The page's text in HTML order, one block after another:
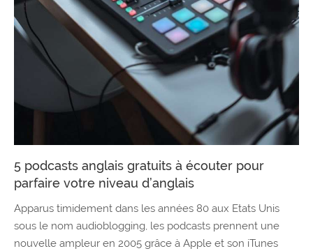
5 podcasts anglais gratuits à écouter pour
parfaire votre niveau d’anglais
Apparus timidement dans les années 80 aux Etats Unis
sous le nom audioblogging, les podcasts prennent une
nouvelle ampleur en 2005 grâce à Apple et son iTunes